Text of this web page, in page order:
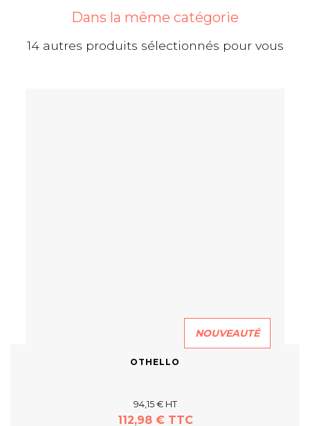
Dans la même catégorie
14 autres produits sélectionnés pour vous
NOUVEAUTÉ
OTHELLO
94,15 € HT
112,98 € TTC